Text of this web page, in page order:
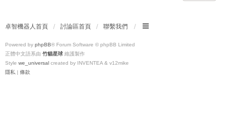
卓智機器人首頁 討論區首頁 聯繫我們
Powered by phpBB® Forum Software © phpBB Limited
正體中文語系由 竹貓星球 維護製作
Style we_universal created by INVENTEA & v12mike
隱私 | 條款